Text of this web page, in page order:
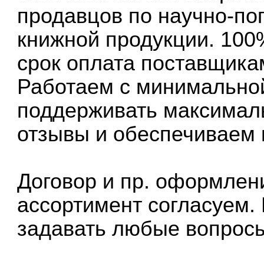
продавцов по научно-
книжной продукции.
срок оплата
Работаем с
поддерживать
отзывы и обеспечиваем
Договор и пр.
ассортимент
задавать любые